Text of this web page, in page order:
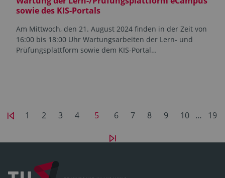
sowie des KIS-Portals
Am Mittwoch, den 21. August 2024 finden in der Zeit von
16:00 bis 18:00 Uhr Wartungsarbeiten der Lern- und
Prüfungsplattform sowie dem KIS-Portal…
1 2 3 4 5 6 7 8 9 10 … 19